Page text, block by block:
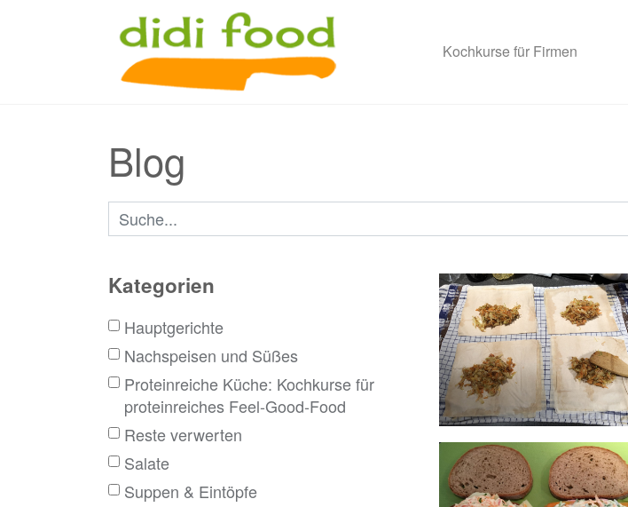
Kochkurse für Firmen
Blog
Suchbegriffe
Kategorien
Hauptgerichte
Nachspeisen und Süßes
Proteinreiche Küche: Kochkurse für
proteinreiches Feel-Good-Food
Reste verwerten
Salate
Suppen & Eintöpfe